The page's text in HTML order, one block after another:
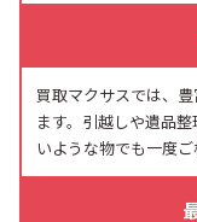
買取マクサスでは、
ます。引越しや遺品
いような物でも一度ご